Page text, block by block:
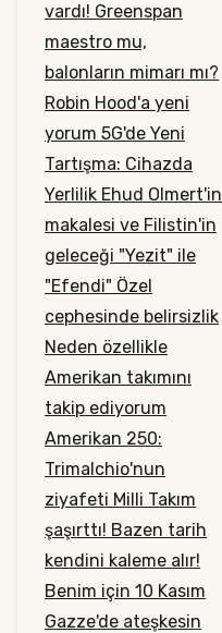
vardı! Greenspan
maestro mu,
balonların mimarı mı?
Robin Hood'a yeni
yorum 5G'de Yeni
Tartışma: Cihazda
Yerlilik Ehud Olmert'in
makalesi ve Filistin'in
geleceği "Yezit" ile
"Efendi" Özel
cephesinde belirsizlik
Neden özellikle
Amerikan takımını
takip ediyorum
Amerikan 250:
Trimalchio'nun
ziyafeti Milli Takım
şaşırttı! Bazen tarih
kendini kaleme alır!
Benim için 10 Kasım
Gazze'de ateşkesin